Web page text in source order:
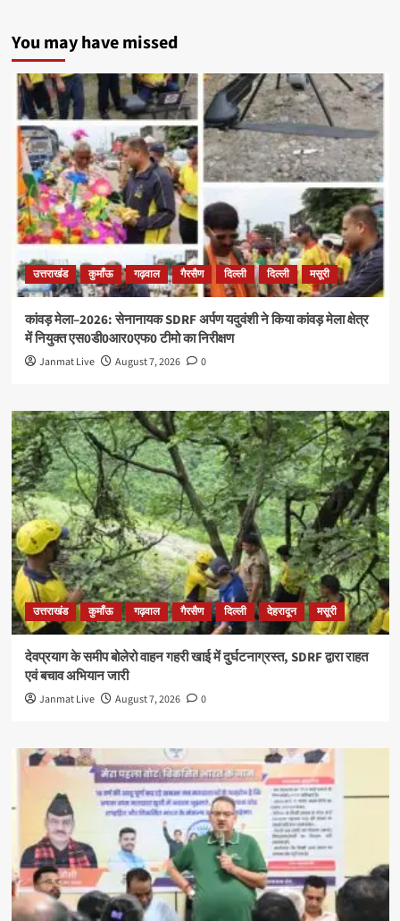
You may have missed
उत्तराखंड कुमाँऊ गढ़वाल गैरसैण दिल्ली दिल्ली मसूरी
कांवड़ मेला–2026: सेनानायक SDRF अर्पण यदुवंशी ने किया कांवड़ मेला क्षेत्र
में नियुक्त एस0डी0आर0एफ0 टीमो का निरीक्षण
Janmat Live August 7, 2026 0
उत्तराखंड कुमाँऊ गढ़वाल गैरसैण दिल्ली देहरादून मसूरी
देवप्रयाग के समीप बोलेरो वाहन गहरी खाई में दुर्घटनाग्रस्त, SDRF द्वारा राहत
एवं बचाव अभियान जारी
Janmat Live August 7, 2026 0